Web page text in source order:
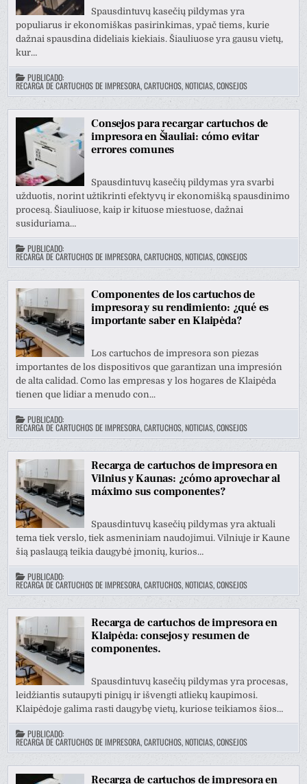
Spausdintuvų kasečių pildymas yra
populiarus ir ekonomiškas pasirinkimas, ypač tiems, kurie
dažnai spausdina dideliais kiekiais. Šiauliuose yra gausu vietų,
kur…
PUBLICADO:
RECARGA DE CARTUCHOS DE IMPRESORA, CARTUCHOS, NOTICIAS, CONSEJOS
Consejos para recargar cartuchos de
impresora en Šiauliai: cómo evitar
errores comunes
Spausdintuvų kasečių pildymas yra svarbi
užduotis, norint užtikrinti efektyvų ir ekonomišką spausdinimo
procesą. Šiauliuose, kaip ir kituose miestuose, dažnai
susiduriama…
PUBLICADO:
RECARGA DE CARTUCHOS DE IMPRESORA, CARTUCHOS, NOTICIAS, CONSEJOS
Componentes de los cartuchos de
impresora y su rendimiento: ¿qué es
importante saber en Klaipėda?
Los cartuchos de impresora son piezas
importantes de los dispositivos que garantizan una impresión
de alta calidad. Como las empresas y los hogares de Klaipėda
tienen que lidiar a menudo con...
PUBLICADO:
RECARGA DE CARTUCHOS DE IMPRESORA, CARTUCHOS, NOTICIAS, CONSEJOS
Recarga de cartuchos de impresora en
Vilnius y Kaunas: ¿cómo aprovechar al
máximo sus componentes?
Spausdintuvų kasečių pildymas yra aktuali
tema tiek verslo, tiek asmeniniam naudojimui. Vilniuje ir Kaune
šią paslaugą teikia daugybė įmonių, kurios…
PUBLICADO:
RECARGA DE CARTUCHOS DE IMPRESORA, CARTUCHOS, NOTICIAS, CONSEJOS
Recarga de cartuchos de impresora en
Klaipėda: consejos y resumen de
componentes.
Spausdintuvų kasečių pildymas yra procesas,
leidžiantis sutaupyti pinigų ir išvengti atliekų kaupimosi.
Klaipėdoje galima rasti daugybę vietų, kuriose teikiamos šios…
PUBLICADO:
RECARGA DE CARTUCHOS DE IMPRESORA, CARTUCHOS, NOTICIAS, CONSEJOS
Recarga de cartuchos de impresora en